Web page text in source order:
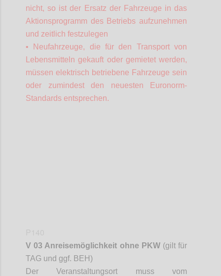
nicht, so ist der Ersatz der Fahrzeuge in das
Aktionsprogramm des Betriebs aufzunehmen
und zeitlich festzulegen
• Neufahrzeuge, die für den Transport von
Lebensmitteln gekauft oder gemietet werden,
müssen elektrisch betriebene Fahrzeuge sein
oder zumindest den neuesten Euronorm-
Standards entsprechen.
V 03 Anreisemöglichkeit ohne PKW (gilt für
TAG und ggf. BEH)
Der Veranstaltungsort muss vom